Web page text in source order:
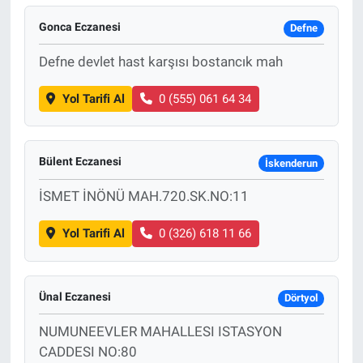
Gonca Eczanesi Defne
Defne devlet hast karşısı bostancık mah
Yol Tarifi Al 0 (555) 061 64 34
Bülent Eczanesi İskenderun
İSMET İNÖNÜ MAH.720.SK.NO:11
Yol Tarifi Al 0 (326) 618 11 66
Ünal Eczanesi Dörtyol
NUMUNEEVLER MAHALLESI ISTASYON
CADDESI NO:80